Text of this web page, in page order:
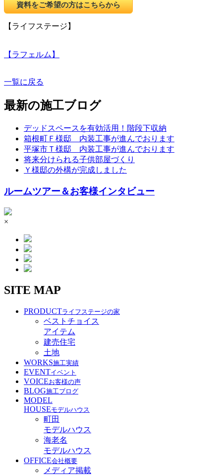
資料をご希望の方はこちらから
【ライフステージ】
【ラフェルム】
一覧に戻る
最新の施工ブログ
デッドスペースを有効活用！階段下収納
箱根町Ｆ様邸 内装工事が進んでおります
平塚市Ｔ様邸 内装工事が進んでおります
将来分けられる子供部屋づくり
Ｙ様邸の外構が完成しました
ルームツアー＆お客様インタビュー
×
SITE MAP
PRODUCTライフステージの家
ベストチョイス
アイテム
建売住宅
土地
WORKS施工実績
EVENTイベント
VOICEお客様の声
BLOG施工ブログ
MODEL
HOUSEモデルハウス
町田
モデルハウス
海老名
モデルハウス
OFFICE会社概要
メディア掲載